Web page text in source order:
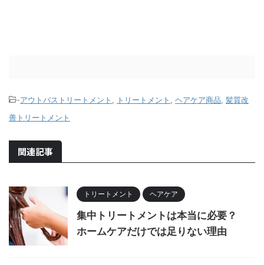
-アウトバストリートメント トリートメント ヘアケア商品 髪質改
善トリートメント
関連記事
トリートメント ヘアケア
集中トリートメントは本当に必要？
ホームケアだけでは足りない理由